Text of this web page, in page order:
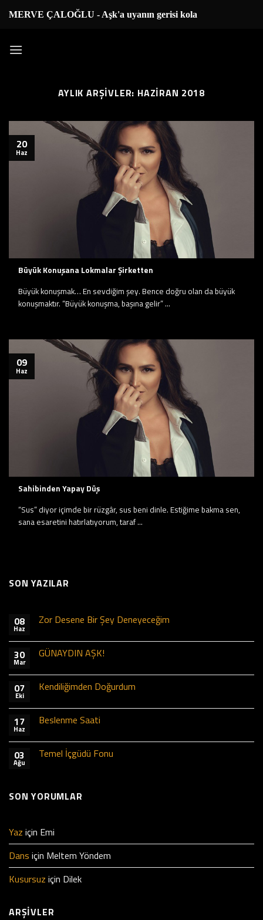
atlaMERVE ÇALOĞLU - Aşk'a uyanın gerisi kolay..
AYLIK ARŞIVLER: HAZIRAN 2018
Büyük Konuşana Lokmalar Şirketten
Büyük konuşmak… En sevdiğim şey. Bence doğru olan da büyük
konuşmaktır. “Büyük konuşma, başına gelir” ...
20
Haz
Sahibinden Yapay Düş
“Sus” diyor içimde bir rüzgâr, sus beni dinle. Estiğime bakma sen,
sana esaretini hatırlatıyorum, taraf ...
09
Haz
SON YAZILAR
08
Haz
Zor Desene Bir Şey Deneyeceğim
30
Mar
GÜNAYDIN AŞK!
07
Eki
Kendiliğimden Doğurdum
17
Haz
Beslenme Saati
03
Ağu
Temel İçgüdü Fonu
SON YORUMLAR
Yaz için Emi
Dans için Meltem Yöndem
Kusursuz için Dilek
ARŞIVLER